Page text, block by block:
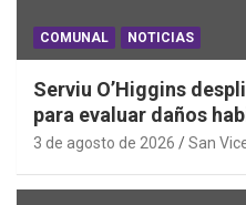
COMUNAL NOTICIAS
Serviu O’Higgins
para evaluar daños
Sistema Frontal
3 de agosto de 2026 San